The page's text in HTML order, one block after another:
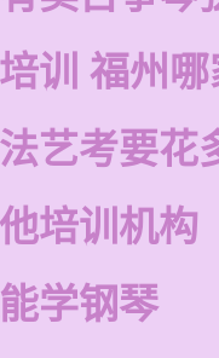
训 福州
艺考要花
培训机构
学钢琴